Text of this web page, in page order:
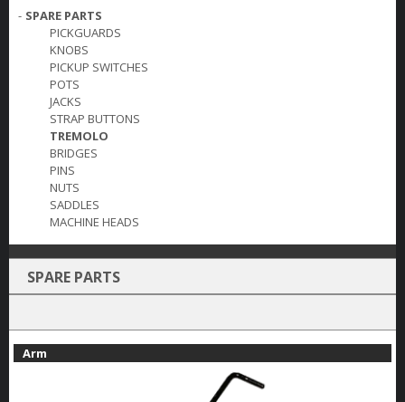
OSS
KONTAKT
- SPARE PARTS
PICKGUARDS
KNOBS
PICKUP SWITCHES
POTS
JACKS
STRAP BUTTONS
TREMOLO
BRIDGES
PINS
NUTS
SADDLES
MACHINE HEADS
SPARE PARTS
Arm